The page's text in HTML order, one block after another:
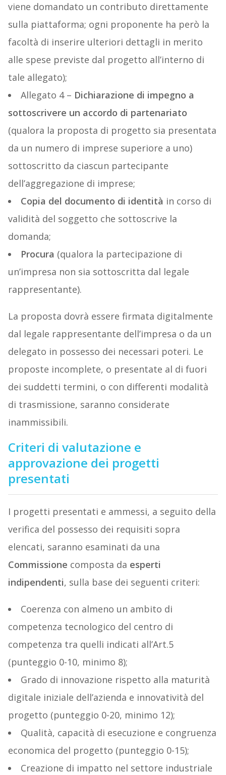
viene domandato un contributo direttamente
sulla piattaforma; ogni proponente ha però la
facoltà di inserire ulteriori dettagli in merito
alle spese previste dal progetto all’interno di
tale allegato);
Allegato 4 – Dichiarazione di impegno a
sottoscrivere un accordo di partenariato
(qualora la proposta di progetto sia presentata
da un numero di imprese superiore a uno)
sottoscritto da ciascun partecipante
dell’aggregazione di imprese;
Copia del documento di identità in corso di
validità del soggetto che sottoscrive la
domanda;
Procura (qualora la partecipazione di
un’impresa non sia sottoscritta dal legale
rappresentante).
La proposta dovrà essere firmata digitalmente
dal legale rappresentante dell’impresa o da un
delegato in possesso dei necessari poteri. Le
proposte incomplete, o presentate al di fuori
dei suddetti termini, o con differenti modalità
di trasmissione, saranno considerate
inammissibili.
Criteri di valutazione e
approvazione dei progetti
presentati
I progetti presentati e ammessi, a seguito della
verifica del possesso dei requisiti sopra
elencati, saranno esaminati da una
Commissione composta da esperti
indipendenti, sulla base dei seguenti criteri:
Coerenza con almeno un ambito di
competenza tecnologico del centro di
competenza tra quelli indicati all’Art.5
(punteggio 0-10, minimo 8);
Grado di innovazione rispetto alla maturità
digitale iniziale dell’azienda e innovatività del
progetto (punteggio 0-20, minimo 12);
Qualità, capacità di esecuzione e congruenza
economica del progetto (punteggio 0-15);
Creazione di impatto nel settore industriale